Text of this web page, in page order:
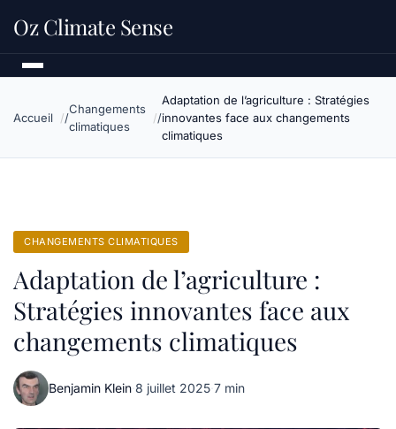
Oz Climate Sense
Accueil
Changements
climatiques
Adaptation de l’agriculture : Stratégies
innovantes face aux changements
climatiques
CHANGEMENTS CLIMATIQUES
Adaptation de l’agriculture :
Stratégies innovantes face aux
changements climatiques
Benjamin Klein·8 juillet 2025·7 min